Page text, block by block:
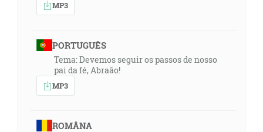
MP3
PORTUGUÊS
Tema: Devemos seguir os passos de nosso
pai da fé, Abraão!
MP3
ROMÂNA